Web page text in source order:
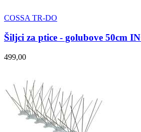
COSSA TR-DO
Šiljci za ptice - golubove 50cm
499,00